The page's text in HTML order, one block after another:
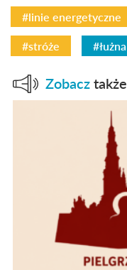
#linie energetyczne
#stróże #łużna
Zobacz także